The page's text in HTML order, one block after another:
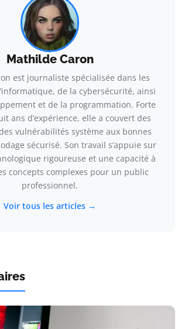
Mathilde Caron
est journaliste spécialisée dans les
de la cybersécurité, ainsi
et de la programmation. Forte
ans d’expérience, elle a couvert des
vulnérabilités système aux bonnes
sécurisé. Son travail s’appuie sur
rigoureuse et une capacité à
concepts complexes pour un public
professionnel.
Voir tous les articles →